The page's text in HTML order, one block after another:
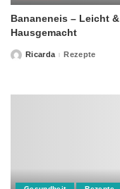
Bananeneis – Leicht &
Hausgemacht
PostedRicarda Rezepte